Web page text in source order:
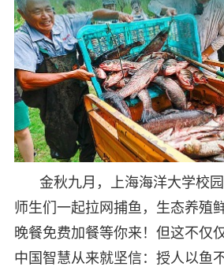
金秋九月，上海海洋大学校
师生们一起拉网捕鱼，生态养殖
晚餐免费加餐等你来！但这不仅
中国智慧从来就坚信：授人以鱼